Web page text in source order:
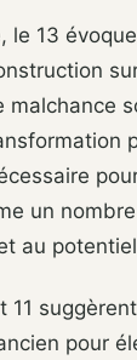
le 13
malchance
un
au
11
pour